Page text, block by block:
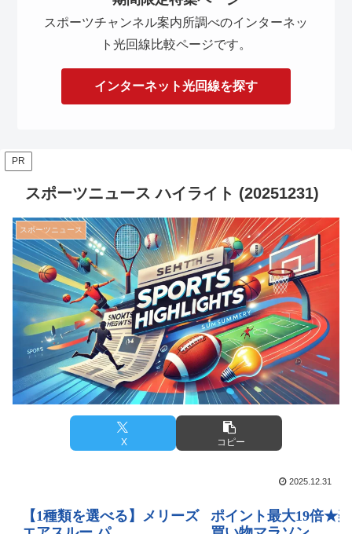
スポーツチャンネル案内所調べのインターネッ
ト光回線比較ページです。
インターネット光回線を探す
PR
スポーツニュース ハイライト (20251231)
スポーツニュース
X コピー
2025.12.31